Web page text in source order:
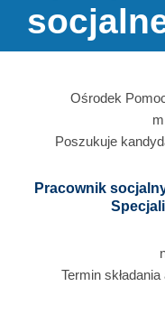
Ośrodek
Poszukuje
Pracownik
Termin